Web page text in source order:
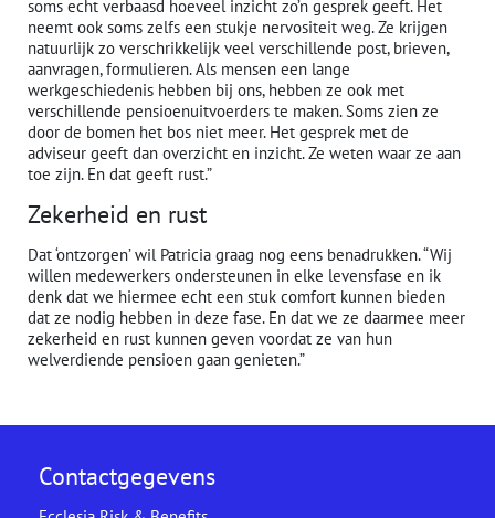
soms echt verbaasd hoeveel inzicht zo’n gesprek geeft. Het
neemt ook soms zelfs een stukje nervositeit weg. Ze krijgen
natuurlijk zo verschrikkelijk veel verschillende post, brieven,
aanvragen, formulieren. Als mensen een lange
werkgeschiedenis hebben bij ons, hebben ze ook met
verschillende pensioenuitvoerders te maken. Soms zien ze
door de bomen het bos niet meer. Het gesprek met de
adviseur geeft dan overzicht en inzicht. Ze weten waar ze aan
toe zijn. En dat geeft rust.”
Zekerheid en rust
Dat ‘ontzorgen’ wil Patricia graag nog eens benadrukken. “Wij
willen medewerkers ondersteunen in elke levensfase en ik
denk dat we hiermee echt een stuk comfort kunnen bieden
dat ze nodig hebben in deze fase. En dat we ze daarmee meer
zekerheid en rust kunnen geven voordat ze van hun
welverdiende pensioen gaan genieten.”
Contactgegevens